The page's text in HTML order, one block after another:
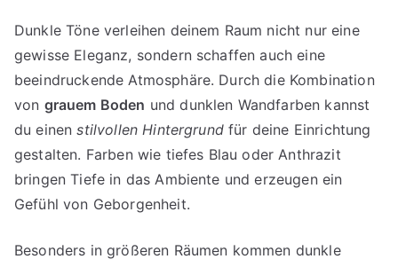
Dunkle Töne verleihen deinem Raum nicht nur eine
gewisse Eleganz, sondern schaffen auch eine
beeindruckende Atmosphäre. Durch die Kombination
von grauem Boden und dunklen Wandfarben kannst
du einenstilvollen Hintergrundfür deine Einrichtung
gestalten. Farben wie tiefes Blau oder Anthrazit
bringen Tiefe in das Ambiente und erzeugen ein
Gefühl von Geborgenheit.
Besonders in größeren Räumen kommen dunkle